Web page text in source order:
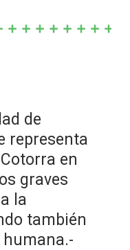
de
representa
en
graves
la
también